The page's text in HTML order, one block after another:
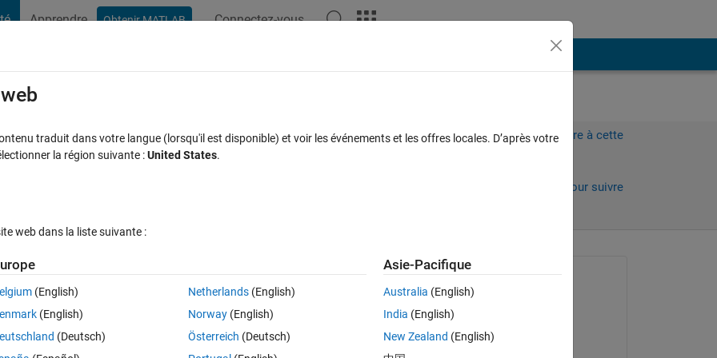
Apprendre Obtenir MATLAB Connectez-vous
prime, perfect and Armstrong number?
Connectez-vous pour répondre à cette
Connectez-vous pour suivre
KSK
le 27 Mai 2015
traduit dans votre langue (lorsqu'il est disponible) et voir les événements et les offres locales. D’après votre
la région suivante :United States.
web dans la liste suivante :
(English)
(English)
(Deutsch)
Netherlands(English)
Norway(English)
Österreich (Deutsch)
Asie-Pacifique
Australia (English)
India (English)
New Zealand (English)